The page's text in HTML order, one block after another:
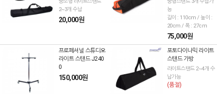
중소형 라이트스탠드
2~3개 수납
20,000원
중형스탠드 3개 수납가
능
길이 : 110cm / 높이 :
20cm / 폭 : 27cm
75,000원
프로페셔널 스튜디오
라이트 스탠드 J240
0
150,000원
포토다이나믹 라이트
스탠드 가방
라이트스탠드 2~4개 수
납가능
(품절)